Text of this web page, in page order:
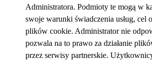
Administratora. Podmioty te mogą w
swoje warunki świadczenia usług, cel
plików cookie. Administrator nie
pozwala na to prawo za działanie
przez serwisy partnerskie.